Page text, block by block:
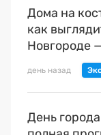
Дома на
как
Новгороде
день назад
День